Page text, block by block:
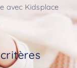
avec Kidsplace